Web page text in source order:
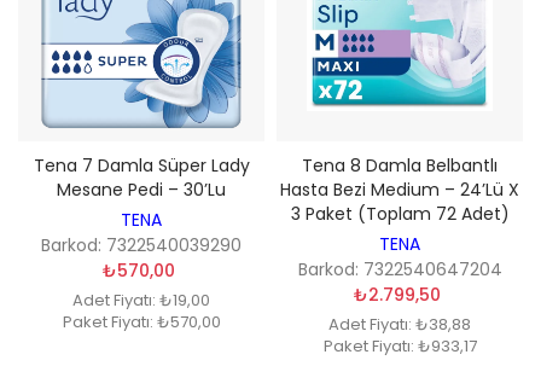
Tena 7 Damla Süper Lady
Mesane Pedi – 30’lu
TENA
Barkod: 7322540039290
₺570,00
Adet Fiyatı: ₺19,00
Paket Fiyatı: ₺570,00
Tena 8 Damla Belbantlı
Hasta Bezi Medium – 24’lü X
3 Paket (Toplam 72 Adet)
TENA
Barkod: 7322540647204
₺2.799,50
Adet Fiyatı: ₺38,88
Paket Fiyatı: ₺933,17